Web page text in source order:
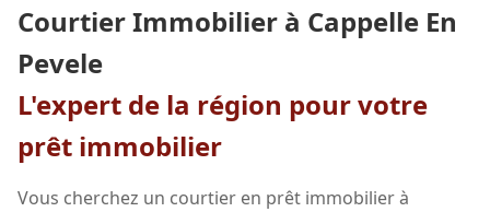
Courtier Immobilier à Cappelle En
Pevele
L'expert de la région pour votre
prêt immobilier
Vous cherchez un courtier en prêt immobilier à